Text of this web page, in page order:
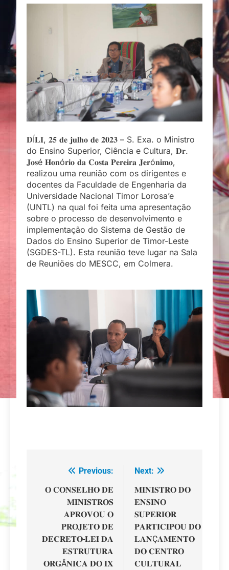
𝐃Í𝐋𝐈, 𝟐𝟓 𝐝𝐞 𝐣𝐮𝐥𝐡𝐨 𝐝𝐞 𝟐𝟎𝟐𝟑 – S. Exa. o Ministro
do Ensino Superior, Ciência e Cultura, 𝐃𝐫.
𝐉𝐨𝐬é 𝐇𝐨𝐧ó𝐫𝐢𝐨 𝐝𝐚 𝐂𝐨𝐬𝐭𝐚 𝐏𝐞𝐫𝐞𝐢𝐫𝐚 𝐉𝐞𝐫ó𝐧𝐢𝐦𝐨,
realizou uma reunião com os dirigentes e
docentes da Faculdade de Engenharia da
Universidade Nacional Timor Lorosa’e
(UNTL) na qual foi feita uma apresentação
sobre o processo de desenvolvimento e
implementação do Sistema de Gestão de
Dados do Ensino Superior de Timor-Leste
(SGDES-TL). Esta reunião teve lugar na Sala
de Reuniões do MESCC, em Colmera.
Navegação
de
artigos
Previous:
𝐎 𝐂𝐎𝐍𝐒𝐄𝐋𝐇𝐎 𝐃𝐄
𝐌𝐈𝐍𝐈𝐒𝐓𝐑𝐎𝐒
𝐀𝐏𝐑𝐎𝐕𝐎𝐔 𝐎
𝐏𝐑𝐎𝐉𝐄𝐓𝐎 𝐃𝐄
𝐃𝐄𝐂𝐑𝐄𝐓𝐎-𝐋𝐄𝐈 𝐃𝐀
𝐄𝐒𝐓𝐑𝐔𝐓𝐔𝐑𝐀
𝐎𝐑𝐆Â𝐍𝐈𝐂𝐀 𝐃𝐎 𝐈𝐗
Next:
𝐌𝐈𝐍𝐈𝐒𝐓𝐑𝐎 𝐃𝐎
𝐄𝐍𝐒𝐈𝐍𝐎
𝐒𝐔𝐏𝐄𝐑𝐈𝐎𝐑
𝐏𝐀𝐑𝐓𝐈𝐂𝐈𝐏𝐎𝐔 𝐃𝐎
𝐋𝐀𝐍Ç𝐀𝐌𝐄𝐍𝐓𝐎
𝐃𝐎 𝐂𝐄𝐍𝐓𝐑𝐎
𝐂𝐔𝐋𝐓𝐔𝐑𝐀𝐋